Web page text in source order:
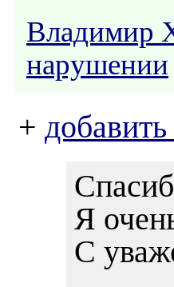
Владимир
нарушении
+
Я
С